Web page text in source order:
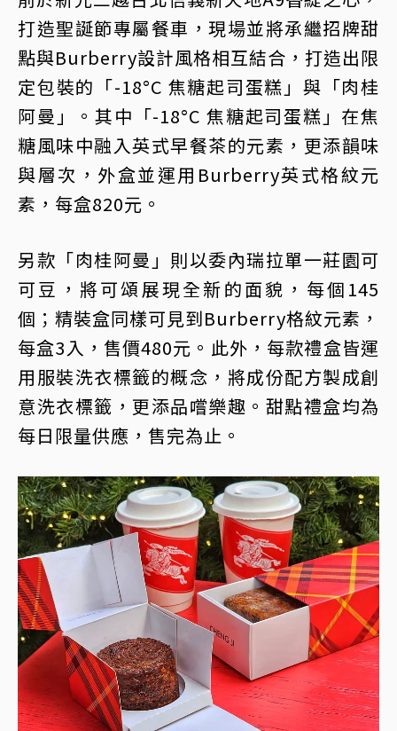
打造聖誕節專屬餐車，現場並將承繼招牌甜
點與Burberry設計風格相互結合，打造出限
定包裝的「-18°C 焦糖起司蛋糕」與「肉桂
阿曼」。其中「-18°C 焦糖起司蛋糕」在焦
糖風味中融入英式早餐茶的元素，更添韻味
與層次，外盒並運用Burberry英式格紋元
素，每盒820元。
另款「肉桂阿曼」則以委內瑞拉單一莊園可
可豆，將可頌展現全新的面貌，每個145
個；精裝盒同樣可見到Burberry格紋元素，
每盒3入，售價480元。此外，每款禮盒皆運
用服裝洗衣標籤的概念，將成份配方製成創
意洗衣標籤，更添品嚐樂趣。甜點禮盒均為
每日限量供應，售完為止。